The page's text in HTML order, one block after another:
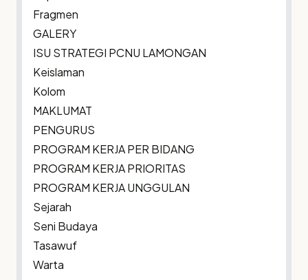
Fragmen
GALERY
ISU STRATEGI PCNU LAMONGAN
Keislaman
Kolom
MAKLUMAT
PENGURUS
PROGRAM KERJA PER BIDANG
PROGRAM KERJA PRIORITAS
PROGRAM KERJA UNGGULAN
Sejarah
Seni Budaya
Tasawuf
Warta